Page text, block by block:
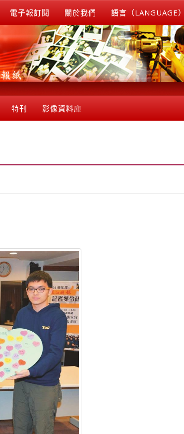
電子報訂閱 關於我們 語言（LANGUAGE）
特刊 影像資料庫